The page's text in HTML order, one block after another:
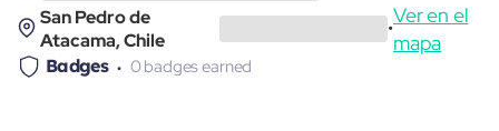
San Pedro de
Atacama, Chile
•
Ver en el
mapa
Badges 0 badges earned